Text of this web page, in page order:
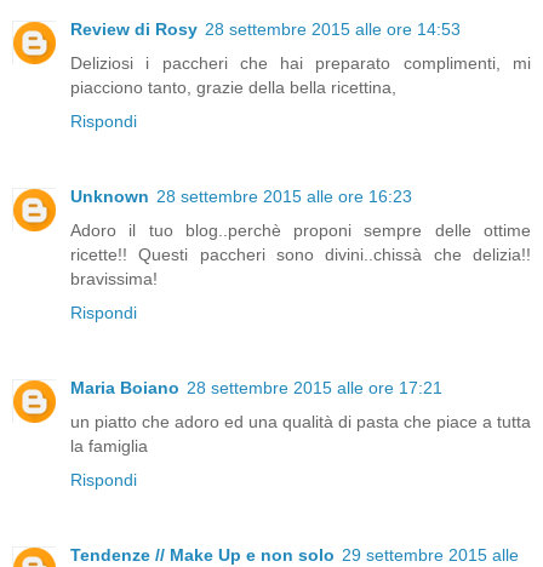
Review di Rosy 28 settembre 2015 alle ore 14:53
Deliziosi i paccheri che hai preparato complimenti, mi
piacciono tanto, grazie della bella ricettina,
Rispondi
Unknown 28 settembre 2015 alle ore 16:23
Adoro il tuo blog..perchè proponi sempre delle ottime
ricette!! Questi paccheri sono divini..chissà che delizia!!
bravissima!
Rispondi
Maria Boiano 28 settembre 2015 alle ore 17:21
un piatto che adoro ed una qualità di pasta che piace a tutta
la famiglia
Rispondi
Tendenze // Make Up e non solo 29 settembre 2015 alle